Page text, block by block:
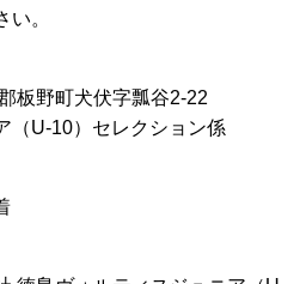
。
板野町犬伏字瓢谷2-22
（U-10）セレクション係